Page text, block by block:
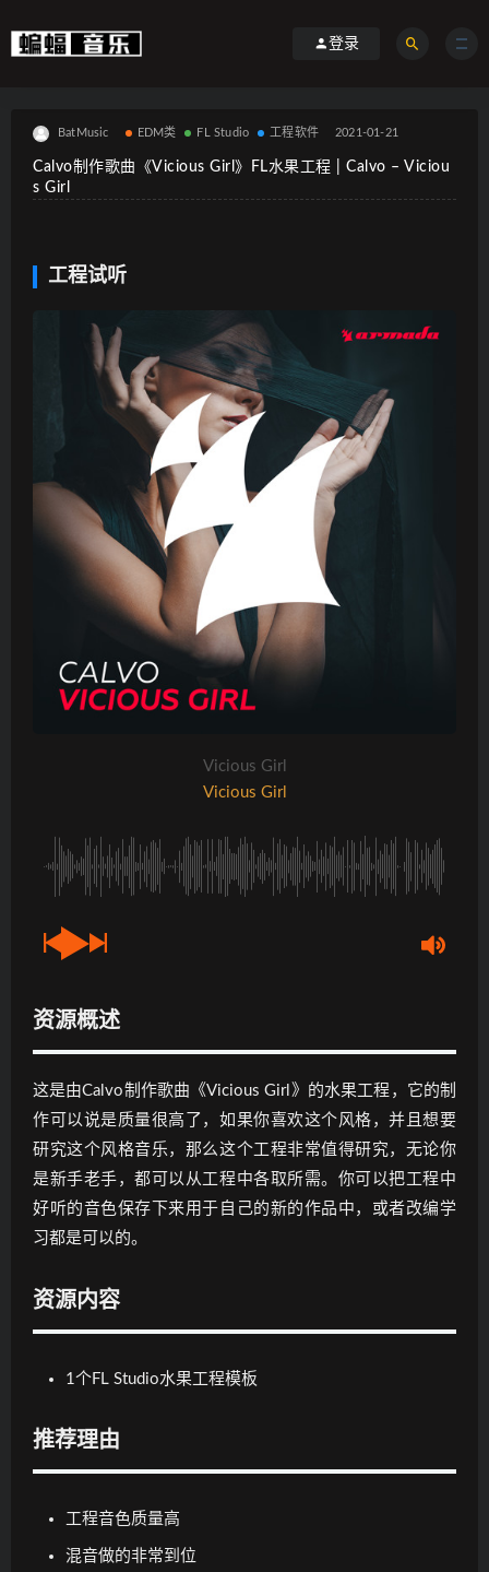
登录
BatMusic EDM类 FL Studio 工程软件 2021-01-21
Calvo制作歌曲《Vicious Girl》FL水果工程 | Calvo – Viciou
s Girl
工程试听
Vicious Girl
Vicious Girl
资源概述
这是由Calvo制作歌曲《Vicious Girl》的水果工程，它的制
作可以说是质量很高了，如果你喜欢这个风格，并且想要
研究这个风格音乐，那么这个工程非常值得研究，无论你
是新手老手，都可以从工程中各取所需。你可以把工程中
好听的音色保存下来用于自己的新的作品中，或者改编学
习都是可以的。
资源内容
1个FL Studio水果工程模板
推荐理由
工程音色质量高
混音做的非常到位